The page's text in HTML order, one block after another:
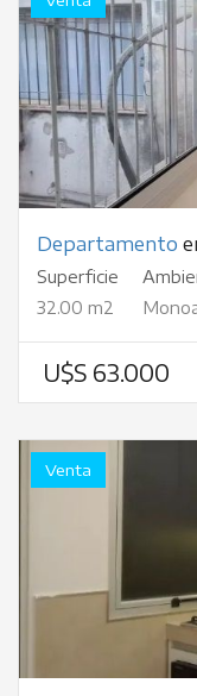
Departamento
Superficie
32.00 m2
U$S 63.000
Venta